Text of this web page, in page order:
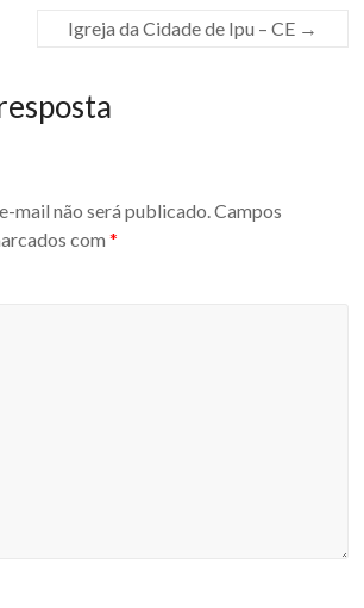
Igreja da Cidade de Ipu – CE →
mail não será publicado.Campos
com*